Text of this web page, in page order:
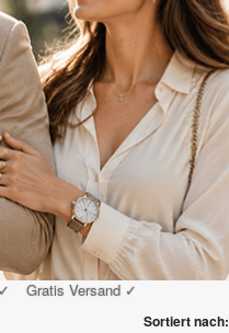
Gratis Versand ✓
Sortiert nach: